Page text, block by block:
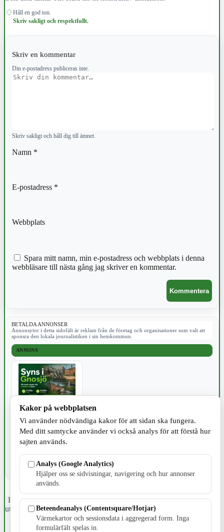
♢ Håll en god ton.
Skriv sakligt och respektfullt.
Skriv en kommentar
Din e-postadress publiceras inte.
Kommentar
Skriv sakligt och håll dig till ämnet.
Namn *
E-postadress *
Webbplats
Spara mitt namn, min e-postadress och webbplats i denna
webbläsare till nästa gång jag skriver en kommentar.
BETALDA ANNONSER
Annonsytor i detta sidofält är reklam från de företag och organisationer som valt att
sponsra den lokala journalistiken i sin hemkommun.
ANNONS
JOBB
Fristående webbtidningsföretag grundat 1991 som sedan 2002 ger
ut tidningen Skillingaryd.nu och 2010 lanserades Värnamo.nu. Från
april 2026 omfattar Skillingaryd.nu tre kommuner: Gnosjö,
Värnamo och Vaggeryds kommun.
Kakor på webbplatsen
Vi använder nödvändiga kakor för att sidan ska fungera.
Med ditt samtycke använder vi också analys för att förstå hur
sajten används.
Analys (Google Analytics)
Hjälper oss se sidvisningar, navigering och hur annonser
används.
Beteendeanalys (Contentsquare/Hotjar)
Värmekartor och sessionsdata i aggregerad form. Inga
formulärfält spelas in.